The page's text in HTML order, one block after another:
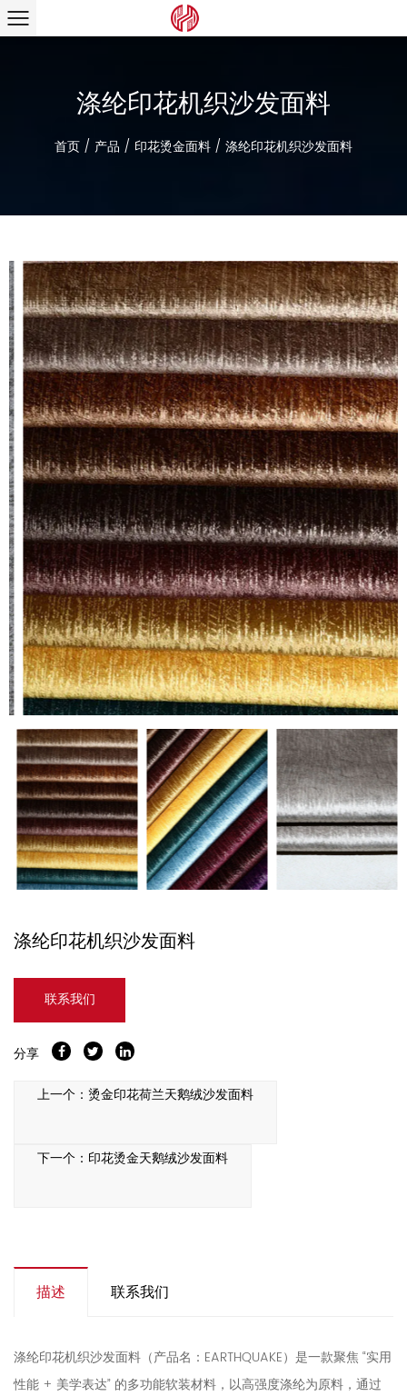
涤纶印花机织沙发面料
首页 / 产品 / 印花烫金面料 / 涤纶印花机织沙发面料
涤纶印花机织沙发面料
联系我们
分享
上一个：烫金印花荷兰天鹅绒沙发面料
下一个：印花烫金天鹅绒沙发面料
描述 联系我们
涤纶印花机织沙发面料（产品名：EARTHQUAKE）是一款聚焦 “实用
性能 + 美学表达” 的多功能软装材料，以高强度涤纶为原料，通过